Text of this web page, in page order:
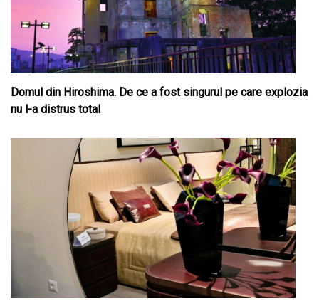
Domul din Hiroshima. De ce a fost singurul pe care explozia
nu l-a distrus total